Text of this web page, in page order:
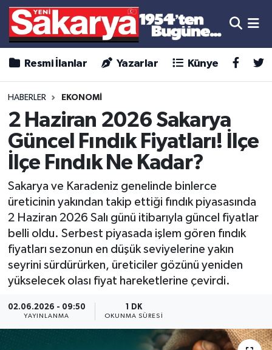
Resmi İlanlar Yazarlar Künye
HABERLER EKONOMİ
2 Haziran 2026 Sakarya
Güncel Fındık Fiyatları! İlçe
İlçe Fındık Ne Kadar?
Sakarya ve Karadeniz genelinde binlerce
üreticinin yakından takip ettiği fındık piyasasında
2 Haziran 2026 Salı günü itibarıyla güncel fiyatlar
belli oldu. Serbest piyasada işlem gören fındık
fiyatları sezonun en düşük seviyelerine yakın
seyrini sürdürürken, üreticiler gözünü yeniden
yükselecek olası fiyat hareketlerine çevirdi.
02.06.2026 - 09:50
YAYINLANMA
1 DK
OKUNMA SÜRESI